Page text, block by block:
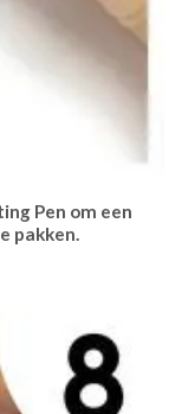
Pen om een
pakken.